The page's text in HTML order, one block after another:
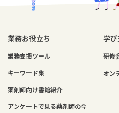
業務お役立ち
業務支援ツール
キーワード集
薬剤師向け書籍紹介
アンケートで見る薬剤師の今
学
研修
オン